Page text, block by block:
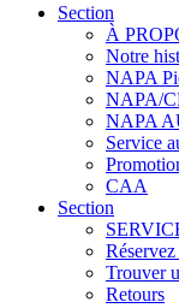
Section
À
Notre
NAPA
NAPA/
NAPA
Service
CAA
Section
Trouver
Retours